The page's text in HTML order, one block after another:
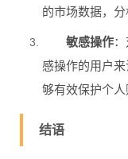
的市场数据，分
敏感操作
感操作的用户
够有效保护个人
结语